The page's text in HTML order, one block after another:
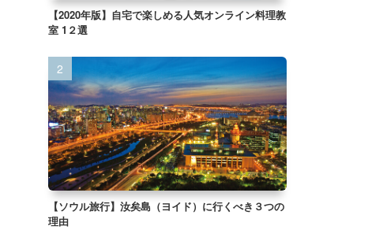
【2020年版】自宅で楽しめる人気オンライン料理教
室 1２選
【ソウル旅行】汝矣島（ヨイド）に行くべき３つの
理由